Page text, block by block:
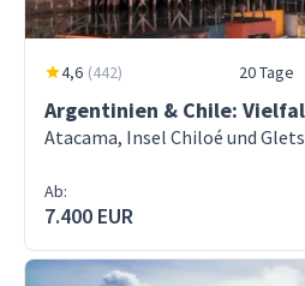
4,6 (442) 20 Tage
Argentinien & Chile:
Atacama, Insel Chiloé und
Ab:
7.400 EUR